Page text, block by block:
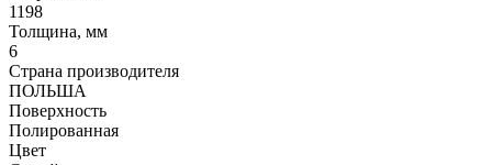
1198
Толщина, мм
6
Страна производителя
ПОЛЬША
Поверхность
Полированная
Цвет